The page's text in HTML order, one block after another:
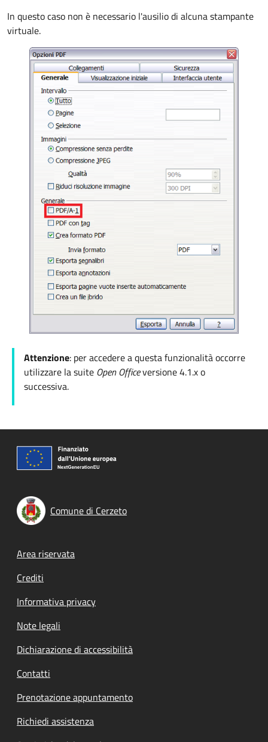
In questo caso non è necessario l'ausilio di alcuna stampante
virtuale.
Attenzione: per accedere a questa funzionalità occorre
utilizzare la suite Open Officeversione4.1.x o
successiva.
Comune di Cerzeto
Footer menu
Area riservata
Crediti
Informativa privacy
Note legali
Dichiarazione di accessibilità
Contatti
Prenotazione appuntamento
Richiedi assistenza